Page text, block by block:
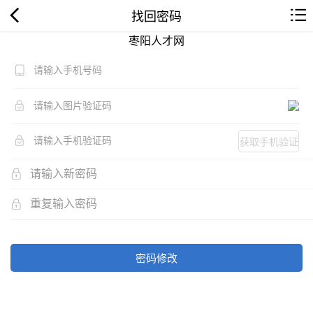
找回密码
枣阳人才网
获取手机验证
密码修改